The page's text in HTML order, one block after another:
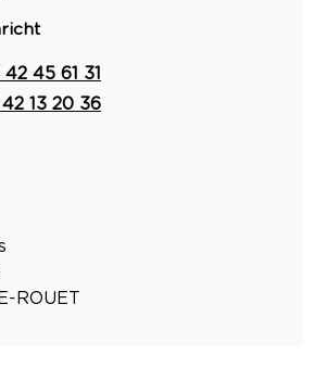
45 61 31
13 20 36
ROUET